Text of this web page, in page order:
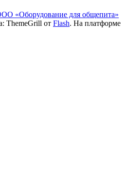
«Оборудование для общепита»
ThemeGrill от Flash. На платформе